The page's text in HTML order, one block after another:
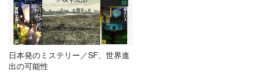
日本発のミステリー／SF、世界進
出の可能性